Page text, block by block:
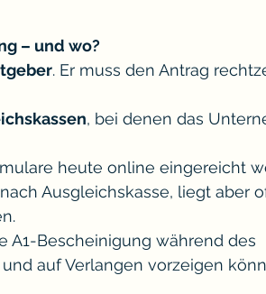
– und wo?
. Er muss den Antrag
, bei denen das
heute online eingereicht
Ausgleichskasse, liegt aber
A1-Bescheinigung während des
und auf Verlangen vorzeigen